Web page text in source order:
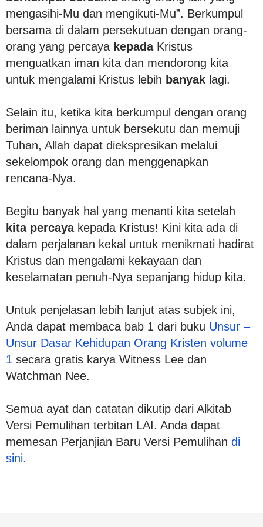
mengasihi-Mu dan mengikuti-Mu”. Berkumpul
bersama di dalam persekutuan dengan orang-
orang yang percaya kepadaKristus
menguatkan iman kita dan mendorong kita
untuk mengalami Kristus lebih banyak lagi.
Selain itu, ketika kita berkumpul dengan orang
beriman lainnya untuk bersekutu dan memuji
Tuhan, Allah dapat diekspresikan melalui
sekelompok orang dan menggenapkan
rencana-Nya.
Begitu banyak hal yang menanti kita setelah
kita percayakepada Kristus! Kini kita ada di
dalam perjalanan kekal untuk menikmati hadirat
Kristus dan mengalami kekayaan dan
keselamatan penuh-Nya sepanjang hidup kita.
Untuk penjelasan lebih lanjut atas subjek ini,
Anda dapat membaca bab 1 dari buku Unsur –
Unsur Dasar Kehidupan Orang Kristen volume
1 secara gratis karya Witness Lee dan
Watchman Nee.
Semua ayat dan catatan dikutip dari Alkitab
Versi Pemulihan terbitan LAI. Anda dapat
memesan Perjanjian Baru Versi Pemulihan di
sini.